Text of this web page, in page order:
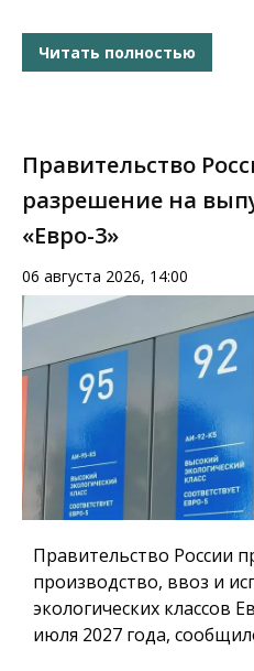
Читать полностью
Правительство
разрешение на
«Евро-3»
06 августа 2026, 14:00
Правительство России
производство, ввоз и
экологических классов
июля 2027 года,